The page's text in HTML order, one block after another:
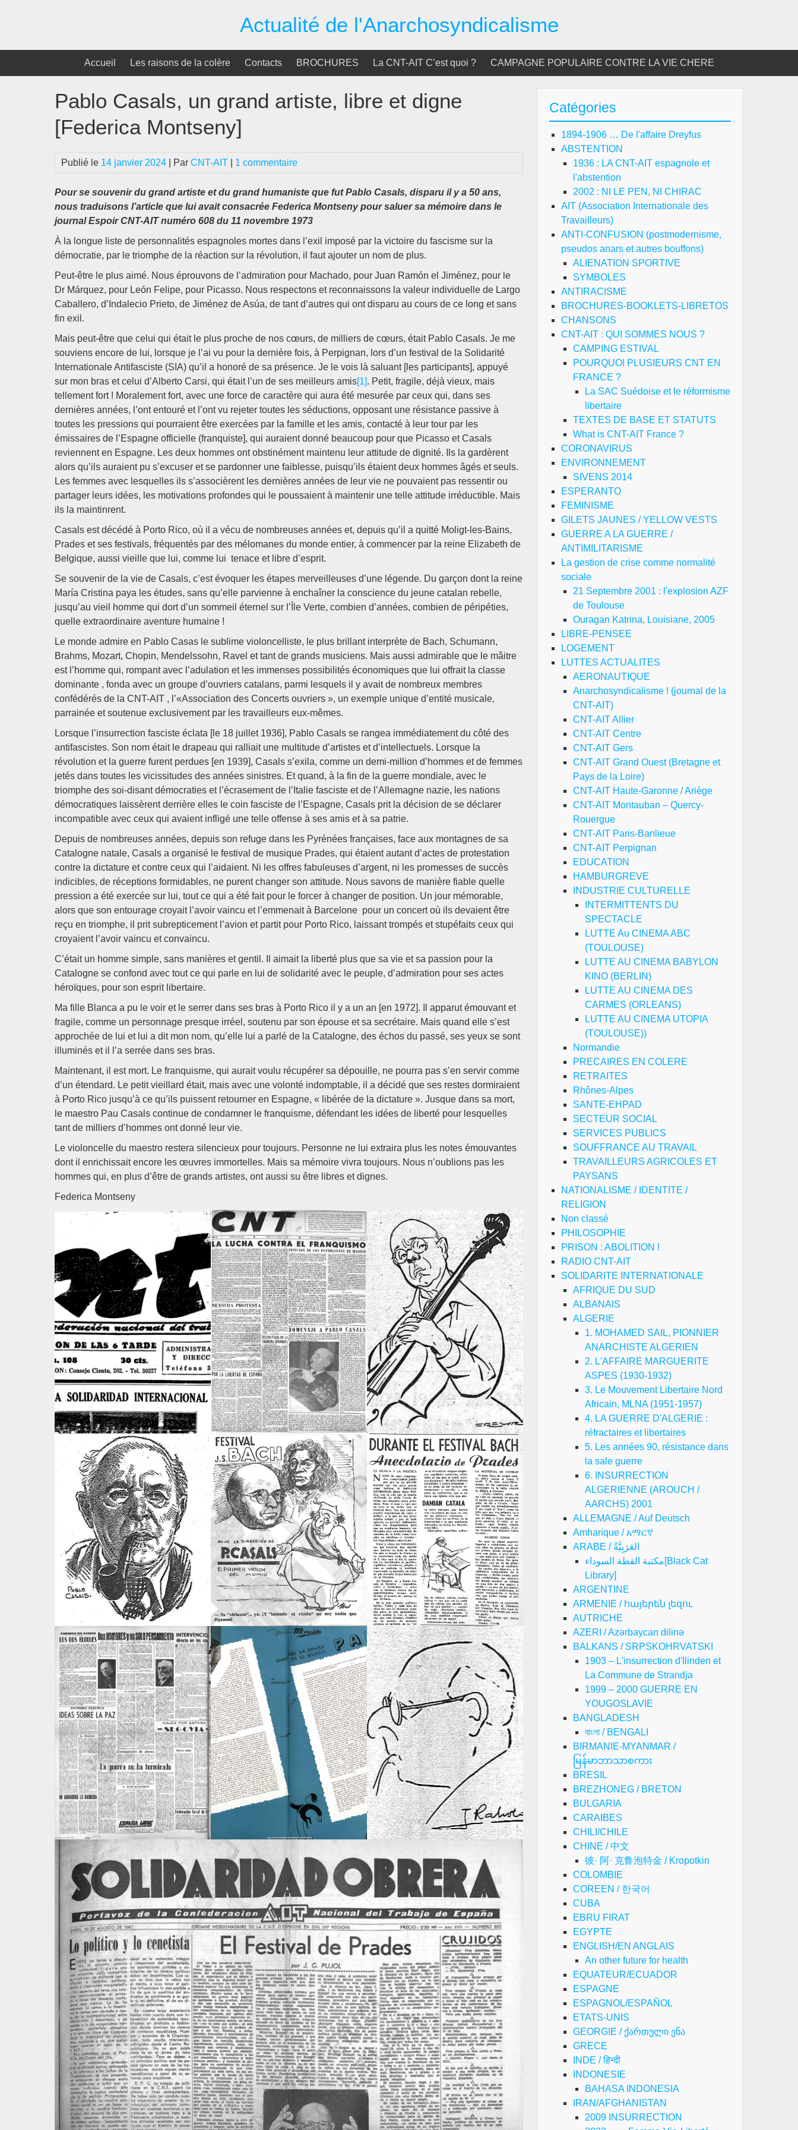
Actualité de l'Anarchosyndicalisme
Accueil Les raisons de la colère Contacts BROCHURES La CNT-AIT C’est quoi ? CAMPAGNE POPULAIRE CONTRE LA VIE CHERE
Pablo Casals, un grand artiste, libre et digne
[Federica Montseny]
Publié le 14 janvier 2024 | Par CNT-AIT 1 commentaire
Pour se souvenir du grand artiste et du grand humaniste que fut Pablo Casals, disparu il y a 50 ans,
nous traduisons l’article que lui avait consacrée Federica Montseny pour saluer sa mémoire dans le
journal Espoir CNT-AIT numéro 608 du 11 novembre 1973
À la longue liste de personnalités espagnoles mortes dans l’exil imposé par la victoire du fascisme sur la
démocratie, par le triomphe de la réaction sur la révolution, il faut ajouter un nom de plus.
Peut-être le plus aimé. Nous éprouvons de l’admiration pour Machado, pour Juan Ramón el Jiménez, pour le
Dr Márquez, pour León Felipe, pour Picasso. Nous respectons et reconnaissons la valeur individuelle de Largo
Caballero, d’Indalecio Prieto, de Jiménez de Asúa, de tant d’autres qui ont disparu au cours de ce long et sans
fin exil.
Mais peut-être que celui qui était le plus proche de nos cœurs, de milliers de cœurs, était Pablo Casals. Je me
souviens encore de lui, lorsque je l’ai vu pour la dernière fois, à Perpignan, lors d’un festival de la Solidarité
Internationale Antifasciste (SIA) qu’il a honoré de sa présence. Je le vois là saluant [les participants], appuyé
sur mon bras et celui d’Alberto Carsi, qui était l’un de ses meilleurs amis[1]. Petit, fragile, déjà vieux, mais
tellement fort ! Moralement fort, avec une force de caractère qui aura été mesurée par ceux qui, dans ses
dernières années, l’ont entouré et l’ont vu rejeter toutes les séductions, opposant une résistance passive à
toutes les pressions qui pourraient être exercées par la famille et les amis, contacté à leur tour par les
émissaires de l’Espagne officielle (franquiste], qui auraient donné beaucoup pour que Picasso et Casals
reviennent en Espagne. Les deux hommes ont obstinément maintenu leur attitude de dignité. Ils la gardèrent
alors qu’ils auraient pu s’excuser et se pardonner une faiblesse, puisqu’ils étaient deux hommes âgés et seuls.
Les femmes avec lesquelles ils s’associèrent les dernières années de leur vie ne pouvaient pas ressentir ou
partager leurs idées, les motivations profondes qui le poussaient à maintenir une telle attitude irréductible. Mais
ils la maintinrent.
Casals est décédé à Porto Rico, où il a vécu de nombreuses années et, depuis qu’il a quitté Moligt-les-Bains,
Prades et ses festivals, fréquentés par des mélomanes du monde entier, à commencer par la reine Elizabeth de
Belgique, aussi vieille que lui, comme lui tenace et libre d’esprit.
Se souvenir de la vie de Casals, c’est évoquer les étapes merveilleuses d’une légende. Du garçon dont la reine
María Cristina paya les études, sans qu’elle parvienne à enchaîner la conscience du jeune catalan rebelle,
jusqu’au vieil homme qui dort d’un sommeil éternel sur l’Île Verte, combien d’années, combien de péripéties,
quelle extraordinaire aventure humaine !
Le monde admire en Pablo Casas le sublime violoncelliste, le plus brillant interprète de Bach, Schumann,
Brahms, Mozart, Chopin, Mendelssohn, Ravel et tant de grands musiciens. Mais aussi admirable que le mâitre
est l’homme qui, rompant avec l’adulation et les immenses possibilités économiques que lui offrait la classe
dominante , fonda avec un groupe d’ouvriers catalans, parmi lesquels il y avait de nombreux membres
confédérés de la CNT-AIT , l’«Association des Concerts ouvriers », un exemple unique d’entité musicale,
parrainée et soutenue exclusivement par les travailleurs eux-mêmes.
Lorsque l’insurrection fasciste éclata [le 18 juillet 1936], Pablo Casals se rangea immédiatement du côté des
antifascistes. Son nom était le drapeau qui ralliait une multitude d’artistes et d’intellectuels. Lorsque la
révolution et la guerre furent perdues [en 1939], Casals s’exila, comme un demi-million d’hommes et de femmes
jetés dans toutes les vicissitudes des années sinistres. Et quand, à la fin de la guerre mondiale, avec le
triomphe des soi-disant démocraties et l’écrasement de l’Italie fasciste et de l’Allemagne nazie, les nations
démocratiques laissèrent derrière elles le coin fasciste de l’Espagne, Casals prit la décision de se déclarer
incompatible avec ceux qui avaient infligé une telle offense à ses amis et à sa patrie.
Depuis de nombreuses années, depuis son refuge dans les Pyrénées françaises, face aux montagnes de sa
Catalogne natale, Casals a organisé le festival de musique Prades, qui étaient autant d’actes de protestation
contre la dictature et contre ceux qui l’aidaient. Ni les offres fabuleuses d’argent, ni les promesses de succès
indicibles, de réceptions formidables, ne purent changer son attitude. Nous savons de manière fiable quelle
pression a été exercée sur lui, tout ce qui a été fait pour le forcer à changer de position. Un jour mémorable,
alors que son entourage croyait l’avoir vaincu et l’emmenait à Barcelone pour un concert où ils devaient être
reçu en triomphe, il prit subrepticement l’avion et partit pour Porto Rico, laissant trompés et stupéfaits ceux qui
croyaient l’avoir vaincu et convaincu.
C’était un homme simple, sans manières et gentil. Il aimait la liberté plus que sa vie et sa passion pour la
Catalogne se confond avec tout ce qui parle en lui de solidarité avec le peuple, d’admiration pour ses actes
héroïques, pour son esprit libertaire.
Ma fille Blanca a pu le voir et le serrer dans ses bras à Porto Rico il y a un an [en 1972]. Il apparut émouvant et
fragile, comme un personnage presque irréel, soutenu par son épouse et sa secrétaire. Mais quand elle s’est
approchée de lui et lui a dit mon nom, qu’elle lui a parlé de la Catalogne, des échos du passé, ses yeux se sont
illuminés et il l’a serrée dans ses bras.
Maintenant, il est mort. Le franquisme, qui aurait voulu récupérer sa dépouille, ne pourra pas s’en servir comme
d’un étendard. Le petit vieillard était, mais avec une volonté indomptable, il a décidé que ses restes dormiraient
à Porto Rico jusqu’à ce qu’ils puissent retourner en Espagne, « libérée de la dictature ». Jusque dans sa mort,
le maestro Pau Casals continue de condamner le franquisme, défendant les idées de liberté pour lesquelles
tant de milliers d’hommes ont donné leur vie.
Le violoncelle du maestro restera silencieux pour toujours. Personne ne lui extraira plus les notes émouvantes
dont il enrichissait encore les œuvres immortelles. Mais sa mémoire vivra toujours. Nous n’oublions pas les
hommes qui, en plus d’être de grands artistes, ont aussi su être libres et dignes.
Federica Montseny
Catégories
1894-1906 … De l'affaire Dreyfus
ABSTENTION
1936 : LA CNT-AIT espagnole et
l'abstention
2002 : NI LE PEN, NI CHIRAC
AIT (Association Internationale des
Travailleurs)
ANTI-CONFUSION (postmodernisme,
pseudos anars et autres bouffons)
ALIENATION SPORTIVE
SYMBOLES
ANTIRACISME
BROCHURES-BOOKLETS-LIBRETOS
CHANSONS
CNT-AIT : QUI SOMMES NOUS ?
CAMPING ESTIVAL
POURQUOI PLUSIEURS CNT EN
FRANCE ?
La SAC Suédoise et le réformisme
libertaire
TEXTES DE BASE ET STATUTS
What is CNT-AIT France ?
CORONAVIRUS
ENVIRONNEMENT
SIVENS 2014
ESPERANTO
FEMINISME
GILETS JAUNES / YELLOW VESTS
GUERRE A LA GUERRE /
ANTIMILITARISME
La gestion de crise comme normalité
sociale
21 Septembre 2001 : l'explosion AZF
de Toulouse
Ouragan Katrina, Louisiane, 2005
LIBRE-PENSEE
LOGEMENT
LUTTES ACTUALITES
AERONAUTIQUE
Anarchosyndicalisme ! (journal de la
CNT-AIT)
CNT-AIT Allier
CNT-AIT Centre
CNT-AIT Gers
CNT-AIT Grand Ouest (Bretagne et
Pays de la Loire)
CNT-AIT Haute-Garonne / Ariège
CNT-AIT Montauban – Quercy-
Rouergue
CNT-AIT Paris-Banlieue
CNT-AIT Perpignan
EDUCATION
HAMBURGREVE
INDUSTRIE CULTURELLE
INTERMITTENTS DU
SPECTACLE
LUTTE Au CINEMA ABC
(TOULOUSE)
LUTTE AU CINEMA BABYLON
KINO (BERLIN)
LUTTE AU CINEMA DES
CARMES (ORLEANS)
LUTTE AU CINEMA UTOPIA
(TOULOUSE))
Normandie
PRECAIRES EN COLERE
RETRAITES
Rhônes-Alpes
SANTE-EHPAD
SECTEUR SOCIAL
SERVICES PUBLICS
SOUFFRANCE AU TRAVAIL
TRAVAILLEURS AGRICOLES ET
PAYSANS
NATIONALISME / IDENTITE /
RELIGION
Non classé
PHILOSOPHIE
PRISON : ABOLITION !
RADIO CNT-AIT
SOLIDARITE INTERNATIONALE
AFRIQUE DU SUD
ALBANAIS
ALGERIE
1. MOHAMED SAIL, PIONNIER
ANARCHISTE ALGERIEN
2. L'AFFAIRE MARGUERITE
ASPES (1930-1932)
3. Le Mouvement Libertaire Nord
Africain, MLNA (1951-1957)
4. LA GUERRE D'ALGERIE :
réfractaires et libertaires
5. Les années 90, résistance dans
la sale guerre
6. INSURRECTION
ALGERIENNE (AROUCH /
AARCHS) 2001
ALLEMAGNE / Auf Deutsch
Amharique / አማርኛ
ARABE / العَرَبِيَّةُ
مكتبة القطة السوداء[Black Cat
Library]
ARGENTINE
ARMENIE / հայերեն լեզու
AUTRICHE
AZERI / Azərbaycan dilinə
BALKANS / SRPSKOHRVATSKI
1903 – L'insurrection d'Ilinden et
La Commune de Strandja
1999 – 2000 GUERRE EN
YOUGOSLAVIE
BANGLADESH
বাংলা / BENGALI
BIRMANIE-MYANMAR /
မြန်မာဘာသာစကား
BRESIL
BREZHONEG / BRETON
BULGARIA
CARAIBES
CHILI/CHILE
CHINE / 中文
彼· 阿· 克鲁泡特金 / Kropotkin
COLOMBIE
COREEN / 한국어
CUBA
EBRU FIRAT
EGYPTE
ENGLISH/EN ANGLAIS
An other future for health
EQUATEUR/ECUADOR
ESPAGNE
ESPAGNOL/ESPAÑOL
ETATS-UNIS
GEORGIE / ქართული ენა
GRECE
INDE / हिन्दी
INDONESIE
BAHASA INDONESIA
IRAN/AFGHANISTAN
2009 INSURRECTION